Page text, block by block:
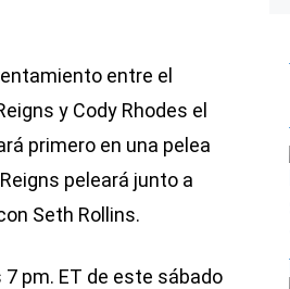
entre el
y Cody Rhodes el
primero en una pelea
peleará junto a
Seth Rollins.
pm. ET de este sábado